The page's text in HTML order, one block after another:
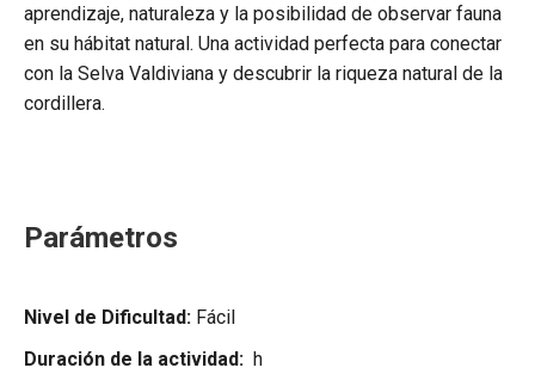
aprendizaje, naturaleza y la posibilidad de observar fauna
en su hábitat natural. Una actividad perfecta para conectar
con la Selva Valdiviana y descubrir la riqueza natural de la
cordillera.
Parámetros
Nivel de Dificultad: Fácil
Duración de la actividad: h